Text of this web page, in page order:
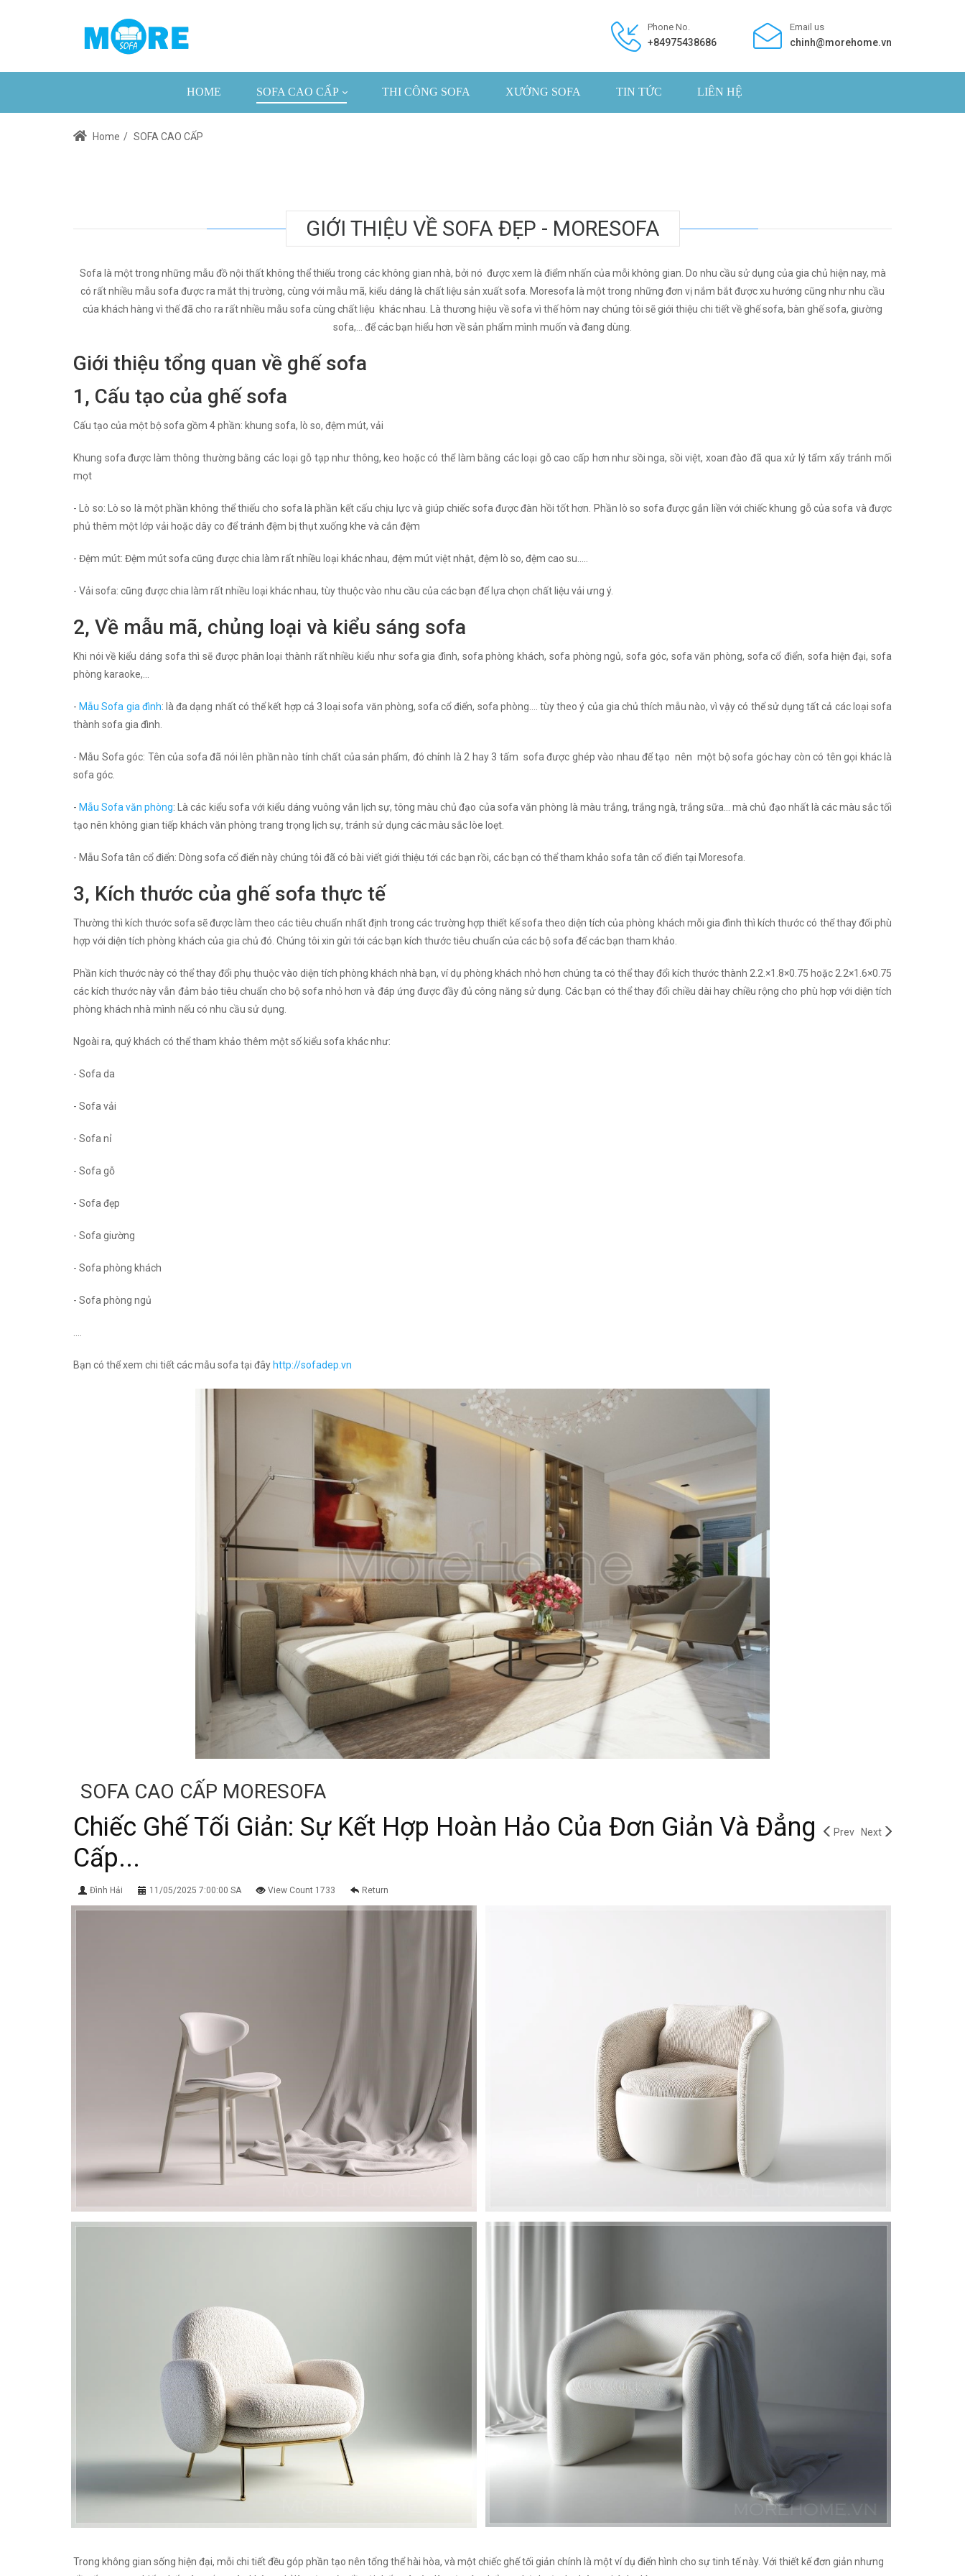
Phone No.
+84975438686
Email us
chinh@morehome.vn
HOME SOFA CAO CẤP THI CÔNG SOFA XƯỞNG SOFA TIN TỨC LIÊN HỆ
Home / SOFA CAO CẤP
GIỚI THIỆU VỀ SOFA ĐẸP - MORESOFA
Sofa là một trong những mẫu đồ nội thất không thể thiếu trong các không gian nhà, bởi nó được xem là điểm nhấn của mỗi không gian. Do nhu cầu sử dụng của gia chủ hiện nay, mà
có rất nhiều mẫu sofa được ra mắt thị trường, cùng với mẫu mã, kiểu dáng là chất liệu sản xuất sofa. Moresofa là một trong những đơn vị nắm bắt được xu hướng cũng như nhu cầu
cúa khách hàng vì thế đã cho ra rất nhiều mẫu sofa cùng chất liệu khác nhau. Là thương hiệu về sofa vì thế hôm nay chúng tôi sẽ giới thiệu chi tiết về ghế sofa, bàn ghế sofa, giường
sofa,... để các bạn hiểu hơn về sản phẩm mình muốn và đang dùng.
Giới thiệu tổng quan về ghế sofa
1, Cấu tạo của ghế sofa
Cấu tạo của một bộ sofa gồm 4 phần: khung sofa, lò so, đệm mút, vải
Khung sofa được làm thông thường bằng các loại gỗ tạp như thông, keo hoặc có thể làm bằng các loại gỗ cao cấp hơn như sồi nga, sồi việt, xoan đào đã qua xử lý tẩm xấy tránh mối
mọt
- Lò so: Lò so là một phần không thể thiếu cho sofa là phần kết cấu chịu lực và giúp chiếc sofa được đàn hồi tốt hơn. Phần lò so sofa được gắn liền với chiếc khung gỗ của sofa và được
phủ thêm một lớp vải hoặc dây co để tránh đệm bị thụt xuống khe và cắn đệm
- Đệm mút: Đệm mút sofa cũng được chia làm rất nhiều loại khác nhau, đệm mút việt nhật, đệm lò so, đệm cao su…..
- Vải sofa: cũng được chia làm rất nhiều loại khác nhau, tùy thuộc vào nhu cầu của các bạn để lựa chọn chất liệu vải ưng ý.
2, Về mẫu mã, chủng loại và kiểu sáng sofa
Khi nói về kiểu dáng sofa thì sẽ được phân loại thành rất nhiều kiểu như sofa gia đình, sofa phòng khách, sofa phòng ngủ, sofa góc, sofa văn phòng, sofa cổ điển, sofa hiện đại, sofa
phòng karaoke,...
- Mẫu Sofa gia đình: là đa dạng nhất có thể kết hợp cả 3 loại sofa văn phòng, sofa cổ điển, sofa phòng…. tùy theo ý của gia chủ thích mẫu nào, vì vậy có thể sử dụng tất cả các loại sofa
thành sofa gia đình.
- Mẫu Sofa góc: Tên của sofa đã nói lên phần nào tính chất của sản phẩm, đó chính là 2 hay 3 tấm sofa được ghép vào nhau để tạo nên một bộ sofa góc hay còn có tên gọi khác là
sofa góc.
- Mẫu Sofa văn phòng: Là các kiểu sofa với kiểu dáng vuông vắn lịch sự, tông màu chủ đạo của sofa văn phòng là màu trắng, trắng ngà, trắng sữa… mà chủ đạo nhất là các màu sắc tối
tạo nên không gian tiếp khách văn phòng trang trọng lịch sự, tránh sử dụng các màu sắc lòe loẹt.
- Mẫu Sofa tân cổ điển: Dòng sofa cổ điển này chúng tôi đã có bài viết giới thiệu tới các bạn rồi, các bạn có thể tham khảo sofa tân cổ điển tại Moresofa.
3, Kích thước của ghế sofa thực tế
Thường thì kích thước sofa sẽ được làm theo các tiêu chuẩn nhất định trong các trường hợp thiết kế sofa theo diện tích của phòng khách mỗi gia đình thì kích thước có thể thay đổi phù
hợp với diện tích phòng khách của gia chủ đó. Chúng tôi xin gửi tới các bạn kích thước tiêu chuẩn của các bộ sofa để các bạn tham khảo.
Phần kích thước này có thể thay đổi phụ thuộc vào diện tích phòng khách nhà bạn, ví dụ phòng khách nhỏ hơn chúng ta có thể thay đổi kích thước thành 2.2.×1.8×0.75 hoặc 2.2×1.6×0.75
các kích thước này vẫn đảm bảo tiêu chuẩn cho bộ sofa nhỏ hơn và đáp ứng được đầy đủ công năng sử dụng. Các bạn có thể thay đổi chiều dài hay chiều rộng cho phù hợp với diện tích
phòng khách nhà mình nếu có nhu cầu sử dụng.
Ngoài ra, quý khách có thể tham khảo thêm một số kiểu sofa khác như:
- Sofa da
- Sofa vải
- Sofa nỉ
- Sofa gỗ
- Sofa đẹp
- Sofa giường
- Sofa phòng khách
- Sofa phòng ngủ
Bạn có thể xem chi tiết các mẫu sofa tại đây http://sofadep.vn
SOFA CAO CẤP MORESOFA
Prev Next
Chiếc Ghế Tối Giản: Sự Kết Hợp Hoàn Hảo Của Đơn Giản Và Đẳng
Cấp...
Đình Hải 11/05/2025 7:00:00 SA View Count 1733 Return
Trong không gian sống hiện đại, mỗi chi tiết đều góp phần tạo nên tổng thể hài hòa, và một chiếc ghế tối giản chính là một ví dụ điển hình cho sự tinh tế này. Với thiết kế đơn giản nhưng